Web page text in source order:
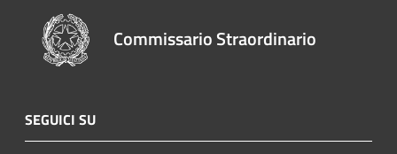
Commissario Straordinario
SEGUICI SU